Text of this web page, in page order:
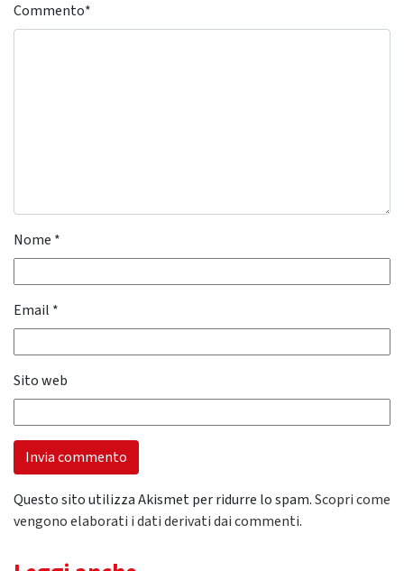
Commento*
Nome *
Email *
Sito web
Questo sito utilizza Akismet per ridurre lo spam.Scopri come
vengono elaborati i dati derivati dai commenti.